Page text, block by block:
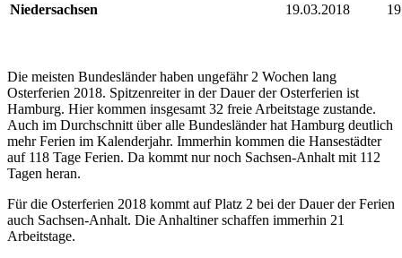
Niedersachsen
19.03.2018
Die meisten Bundesländer haben ungefähr 2 Wochen lang
Osterferien 2018. Spitzenreiter in der Dauer der Osterferien ist
Hamburg. Hier kommen insgesamt 32 freie Arbeitstage zustande.
Auch im Durchschnitt über alle Bundesländer hat Hamburg deutlich
mehr Ferien im Kalenderjahr. Immerhin kommen die Hansestädter
auf 118 Tage Ferien. Da kommt nur noch Sachsen-Anhalt mit 112
Tagen heran.
Für die Osterferien 2018 kommt auf Platz 2 bei der Dauer der Ferien
auch Sachsen-Anhalt. Die Anhaltiner schaffen immerhin 21
Arbeitstage.